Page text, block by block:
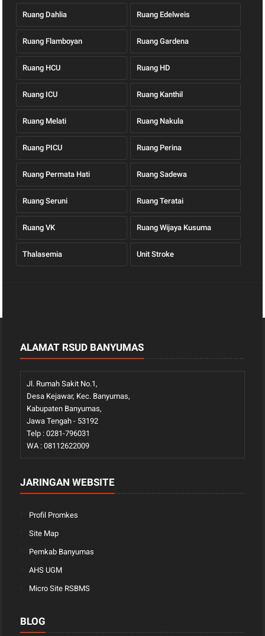
Ruang Dahlia Ruang Edelweis
Ruang Flamboyan Ruang Gardena
Ruang HCU Ruang HD
Ruang ICU Ruang Kanthil
Ruang Melati Ruang Nakula
Ruang PICU Ruang Perina
Ruang Permata Hati Ruang Sadewa
Ruang Seruni Ruang Teratai
Ruang VK Ruang Wijaya Kusuma
Thalasemia Unit Stroke
ALAMAT RSUD BANYUMAS
Jl. Rumah Sakit No.1,
Desa Kejawar, Kec. Banyumas,
Kabupaten Banyumas,
Jawa Tengah - 53192
Telp : 0281-796031
WA : 08112622009
JARINGAN WEBSITE
Profil Promkes
Site Map
Pemkab Banyumas
AHS UGM
Micro Site RSBMS
BLOG